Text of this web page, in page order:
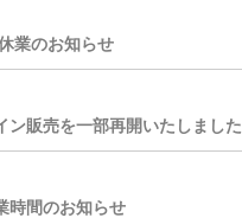
業のお知らせ
ン販売を一部再開いたしました
時間のお知らせ